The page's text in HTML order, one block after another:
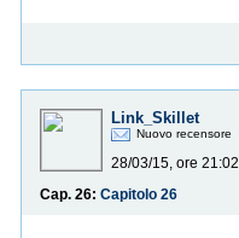
Link_Skillet
Nuovo recensore
28/03/15, ore 21:02
Cap. 26: Capitolo 26